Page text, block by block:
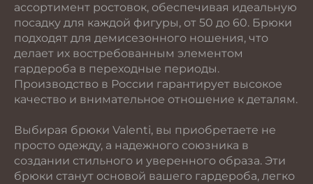
ассортимент ростовок, обеспечивая идеальную
посадку для каждой фигуры, от 50 до 60. Брюки
подходят для демисезонного ношения, что
делает их востребованным элементом
гардероба в переходные периоды.
Производство в России гарантирует высокое
качество и внимательное отношение к деталям.
Выбирая брюки Valenti, вы приобретаете не
просто одежду, а надежного союзника в
создании стильного и уверенного образа. Эти
брюки станут основой вашего гардероба, легко